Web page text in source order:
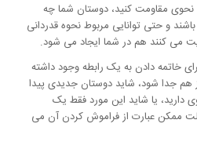
مقاومت کنید، دوستان شما چه
و حتی توانایی مربوط نحوه قدردانی
می کنند هم در شما ایجاد می شود.
خاتمه دادن به یک رابطه وجود داشته
هم جدا شود، شاید دوستان جدیدی پیدا
دارید، یا شاید این مورد فقط یک
ممکن عبارت از فراموش کردن آن می